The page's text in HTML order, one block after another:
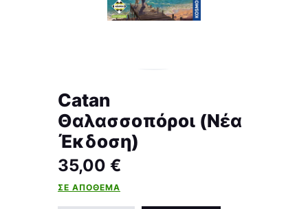
Catan
Θαλασσοπόροι (Νέα
Έκδοση)
35,00 €
ΣΕ ΑΠΌΘΕΜΑ